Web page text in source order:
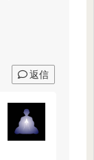
返信